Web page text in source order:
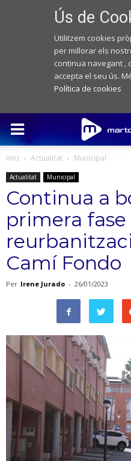
Ús de
Utilitzem cookies
per millorar els
continua navegant ,
accepta el seu ús.
Política de cookies
Inici Actualitat Municipal
Actualitat Municipal
Continua a
primera fase
Camí Fondo
Per Irene Jurado - 26/01/2023